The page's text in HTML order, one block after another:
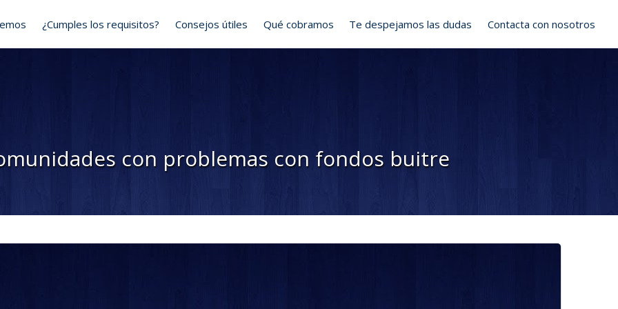
con problemas con fondos buitre
¿Cumples los requisitos? Consejos útiles Qué cobramos Te despejamos las dudas Contacta con nosotros